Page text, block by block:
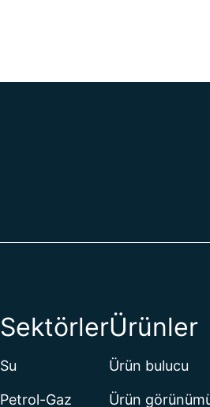
Sektörler
Su
Petrol-Gaz
Ürünler
Ürün bulucu
Ürün